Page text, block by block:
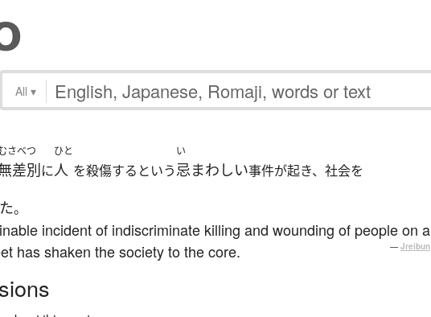
All ▾
さべつ
差別に
ひと
人 を殺傷するという
い
忌まわしい事件が起き、社会を
。
incident of indiscriminate killing and wounding of people on a
has shaken the society to the core.
— Jreibun